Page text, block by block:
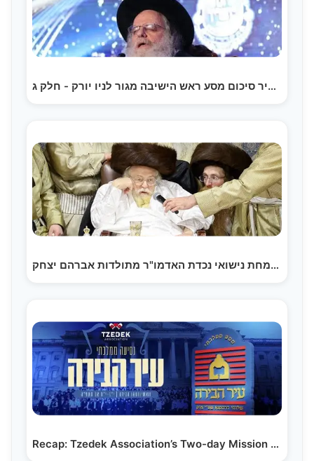
תקציר סיכום מסע ראש הישיבה מגור לניו יורק - חלק ג |…
שמחת נישואי נכדת האדמו"ר מתולדות אברהם יצחק |…
Recap: Tzedek Association’s Two-day Mission to the…